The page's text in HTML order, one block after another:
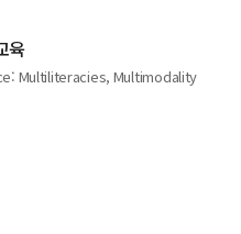
육
Multiliteracies, Multimodality